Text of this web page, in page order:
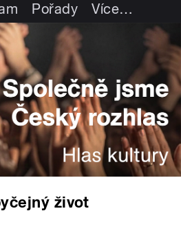
Pořady Více…
život